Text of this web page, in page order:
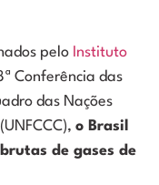
pelo Instituto
Conferência das
das Nações
o Brasil
de gases de